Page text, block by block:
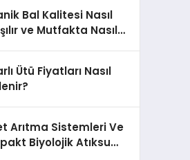
Bal Kalitesi Nasıl
ve Mutfakta Nasıl
Ütü Fiyatları Nasıl
Arıtma Sistemleri Ve
Biyolojik Atıksu